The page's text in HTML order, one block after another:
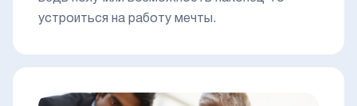
устроиться на работу мечты.